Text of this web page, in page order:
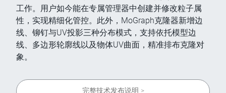
工作。用户如今能在专属管理器中创建并修改粒子属
性，实现精细化管控。此外，MoGraph克隆器新增边
线、铆钉与UV投影三种分布模式，支持依托模型边
线、多边形轮廓线以及物体UV曲面，精准排布克隆对
象。
完整技术发布说明 >